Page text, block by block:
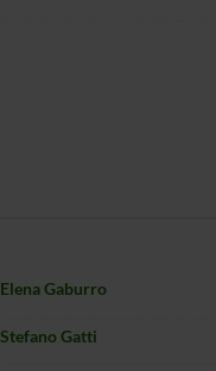
Elena Gaburro
Stefano Gatti